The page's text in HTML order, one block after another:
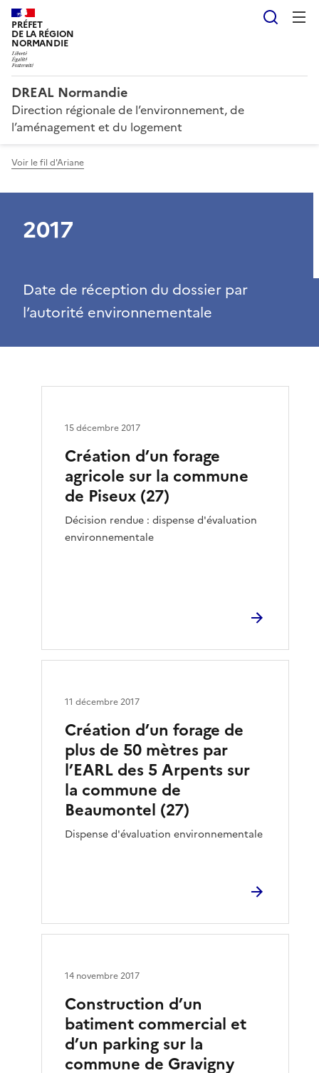
PRÉFET
DE LA RÉGION
NORMANDIE
DREAL Normandie
Direction régionale de l’environnement, de
l’aménagement et du logement
Voir le fil d'Ariane
2017
Date de réception du dossier par
l’autorité environnementale
Création d’un forage
agricole sur la commune
de Piseux (27)
Décision rendue : dispense d'évaluation
environnementale
15 décembre 2017
Création d’un forage de
plus de 50 mètres par
l’EARL des 5 Arpents sur
la commune de
Beaumontel (27)
Dispense d'évaluation environnementale
11 décembre 2017
Construction d’un
batiment commercial et
d’un parking sur la
commune de Gravigny
14 novembre 2017